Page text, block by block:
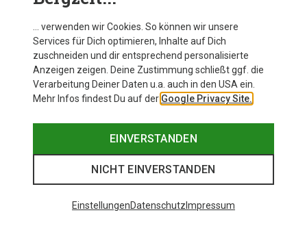
… verwenden wir Cookies. So können wir unsere
Services für Dich optimieren, Inhalte auf Dich
zuschneiden und dir entsprechend personalisierte
Anzeigen zeigen. Deine Zustimmung schließt ggf. die
Verarbeitung Deiner Daten u.a. auch in den USA ein.
Mehr Infos findest Du auf der Google Privacy Site.
EINVERSTANDEN
NICHT EINVERSTANDEN
EinstellungenDatenschutz Impressum